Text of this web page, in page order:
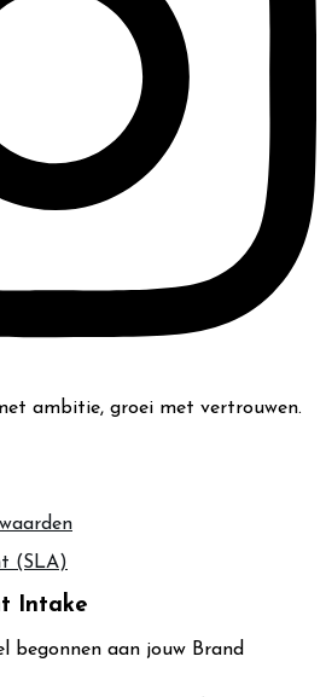
ambitie, groei met vertrouwen.
(SLA)
Intake
begonnen aan jouw Brand